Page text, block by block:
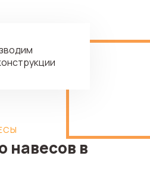
навесов в